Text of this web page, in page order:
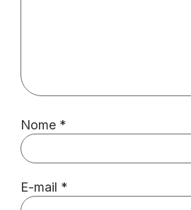
Nome *
E-mail *